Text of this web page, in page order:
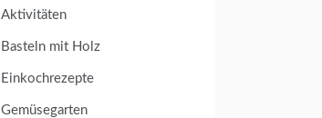
Aktivitäten
Basteln mit Holz
Einkochrezepte
Gemüsegarten